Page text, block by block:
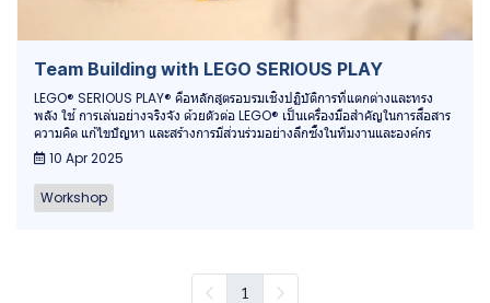
Team Building with LEGO SERIOUS PLAY
LEGO® SERIOUS PLAY® คือหลักสูตรอบรมเชิงปฏิบัติการที่แตกต่างและทรง
พลัง ใช้ การเล่นอย่างจริงจัง ด้วยตัวต่อ LEGO® เป็นเครื่องมือสำคัญในการสื่อสาร
ความคิด แก้ไขปัญหา และสร้างการมีส่วนร่วมอย่างลึกซึ้งในทีมงานและองค์กร
10 Apr 2025
Workshop
1